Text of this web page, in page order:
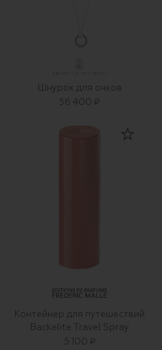
Шнурок для очков
56 400 ₽
Контейнер для путешествий
Backelite Travel Spray
5 100 ₽